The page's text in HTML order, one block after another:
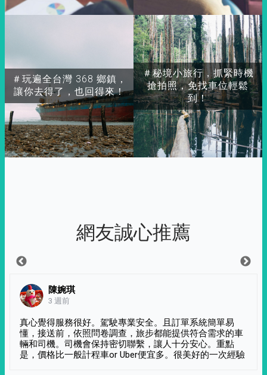
＃玩遍全台灣 368 鄉鎮，
讓你去得了，也回得來！
＃秘境小旅行，抓緊時機
搶拍照，免找車位輕鬆
到！
網友誠心推薦
陳婉琪
3 週前
真心覺得服務很好。駕駛專業安全。且訂單系統簡單易
懂，接送前，依照問卷調查，旅步都能提供符合需求的車
輛和司機。司機會保持密切聯繫，讓人十分安心。重點
是，價格比一般計程車or Uber便宜多。很美好的一次經驗